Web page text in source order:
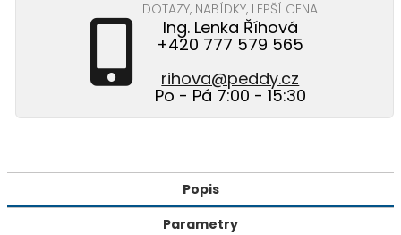
DOTAZY, NABÍDKY, LEPŠÍ CENA
Ing. Lenka Říhová
+420 777 579 565
rihova@peddy.cz
Po - Pá 7:00 - 15:30
Popis
Parametry